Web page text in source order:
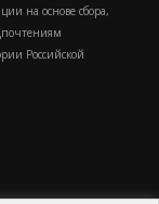
на основе сбора,
Российской